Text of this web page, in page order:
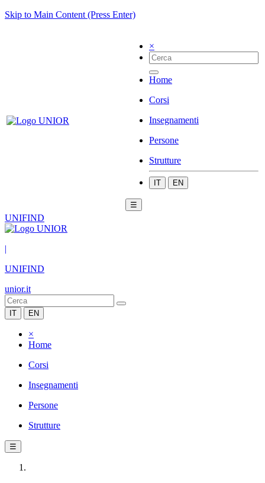
Skip to Main Content (Press Enter)
×
Home
Corsi
Insegnamenti
Persone
Strutture
IT EN
☰
UNIFIND
|
UNIFIND
unior.it
IT EN
×
Home
Corsi
Insegnamenti
Persone
Strutture
☰